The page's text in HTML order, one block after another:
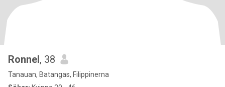
Ronnel, 38
Tanauan, Batangas, Filippinerna